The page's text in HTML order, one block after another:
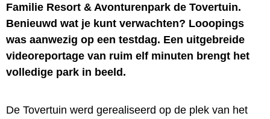
Familie Resort & Avonturenpark de Tovertuin.
Benieuwd wat je kunt verwachten? Looopings
was aanwezig op een testdag. Een uitgebreide
videoreportage van ruim elf minuten brengt het
volledige park in beeld.
De Tovertuin werd gerealiseerd op de plek van het